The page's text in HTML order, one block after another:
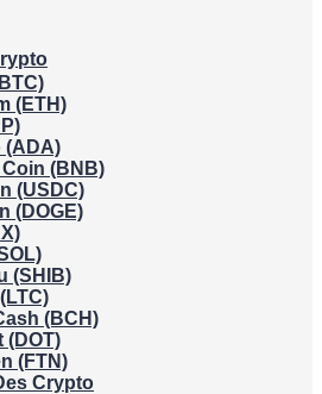
(ETH)
(ADA)
(BNB)
(USDC)
(DOGE)
(SHIB)
(BCH)
(DOT)
(FTN)
Crypto